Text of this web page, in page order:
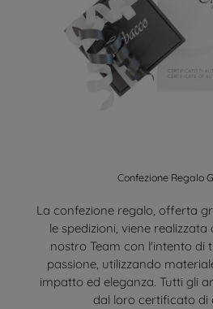
Confezione Regalo
La confezione regalo, offerta
le spedizioni, viene
nostro Team con l'intento di
passione, utilizzando
impatto ed eleganza. Tutti gli
dal loro certificato di